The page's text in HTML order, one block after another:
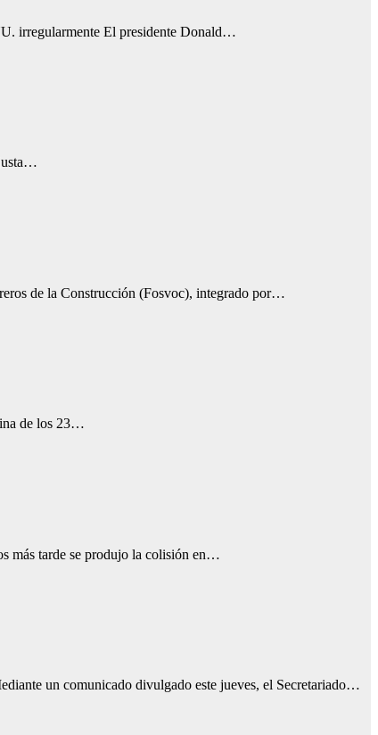
irregularmente El presidente Donald…
de la Construcción (Fosvoc), integrado por…
de los 23…
más tarde se produjo la colisión en…
un comunicado divulgado este jueves, el Secretariado…